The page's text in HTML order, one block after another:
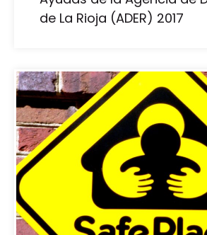
de La Rioja (ADER) 2017